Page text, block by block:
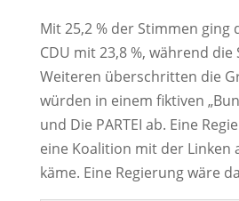
Mit 25,2 % der Stimmen
CDU mit 23,8 %, während
Weiteren überschritten die
würden in einem fiktiven
und Die PARTEI ab. Eine
eine Koalition mit der Linken
käme. Eine Regierung wäre